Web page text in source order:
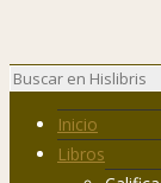
Inicio
Libros